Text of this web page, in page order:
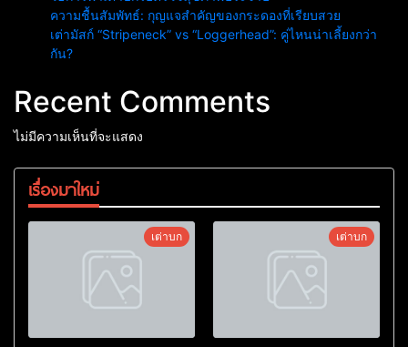
ความชื้นสัมพัทธ์: กุญแจสำคัญของกระดองที่เรียบสวย
เต่ามัสก์ “Stripeneck” vs “Loggerhead”: คู่ไหนน่าเลี้ยงกว่า
กัน?
Recent Comments
ไม่มีความเห็นที่จะแสดง
เรื่องมาใหม่
เต่าบก เต่าบก